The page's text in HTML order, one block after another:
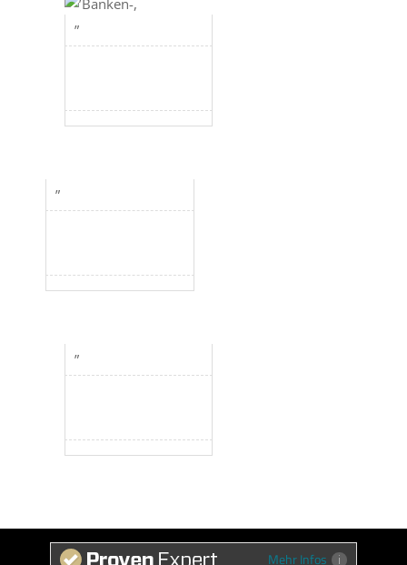
”
”
”
Mehr Infos